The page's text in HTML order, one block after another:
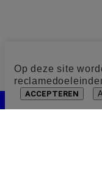
Op deze site
ACCEPTEREN
Cookie toestemming